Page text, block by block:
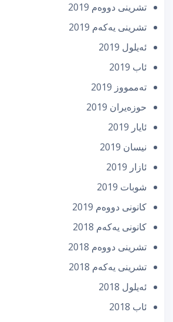
تشرینی دووه‌م 2019
تشرینی یه‌كه‌م 2019
ئه‌یلول 2019
ئاب 2019
تەممووز 2019
حوزه‌یران 2019
ئایار 2019
نیسان 2019
ئازار 2019
شوبات 2019
كانونی دووه‌م 2019
كانونی یه‌كه‌م 2018
تشرینی دووه‌م 2018
تشرینی یه‌كه‌م 2018
ئه‌یلول 2018
ئاب 2018